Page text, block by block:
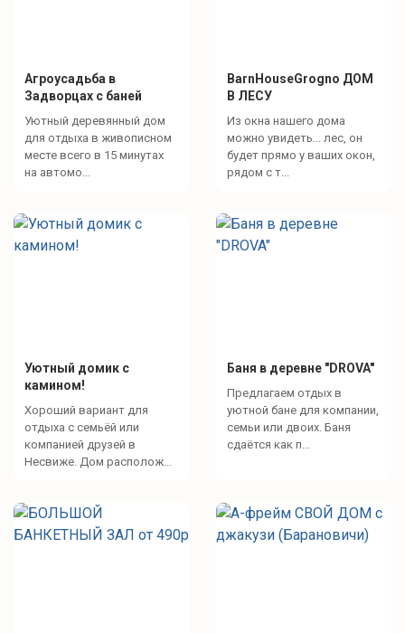
Агроусадьба в
Задворцах с баней
Уютный деревянный дом
для отдыха в живописном
месте всего в 15 минутах
на автомо...
BarnHouseGrogno ДОМ
В ЛЕСУ
Из окна нашего дома
можно увидеть... лес, он
будет прямо у ваших окон,
рядом с т...
Уютный домик с
камином!
Хороший вариант для
отдыха с семьёй или
компанией друзей в
Несвиже. Дом располож...
Баня в деревне "DROVA"
Предлагаем отдых в
уютной бане для компании,
семьи или двоих. Баня
сдаётся как п...